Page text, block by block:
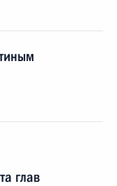
глав